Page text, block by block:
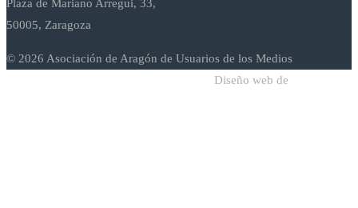
Plaza de Mariano Arregui, 33,
50005, Zaragoza
© 2026 Asociación de Aragón de Usuarios de los Medios
Diseño web de